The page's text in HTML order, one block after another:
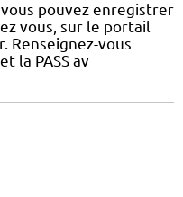
pouvez enregistrer
vous, sur le portail
Renseignez-vous
la PASS av